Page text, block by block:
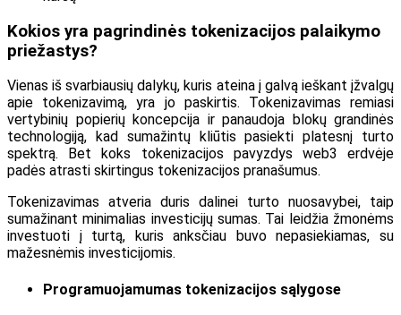
Kokios yra pagrindinės tokenizacijos palaikymo
priežastys?
Vienas iš svarbiausių dalykų, kuris ateina į galvą ieškant įžvalgų
apie tokenizavimą, yra jo paskirtis. Tokenizavimas remiasi
vertybinių popierių koncepcija ir panaudoja blokų grandinės
technologiją, kad sumažintų kliūtis pasiekti platesnį turto
spektrą. Bet koks tokenizacijos pavyzdys web3 erdvėje
padės atrasti skirtingus tokenizacijos pranašumus.
Tokenizavimas atveria duris dalinei turto nuosavybei, taip
sumažinant minimalias investicijų sumas. Tai leidžia žmonėms
investuoti į turtą, kuris anksčiau buvo nepasiekiamas, su
mažesnėmis investicijomis.
Programuojamumas tokenizacijos sąlygose